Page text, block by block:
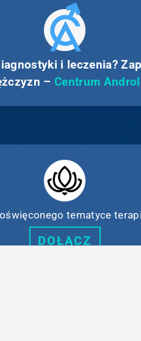
i leczenia?
– Centrum
tematyce
DOŁĄCZ